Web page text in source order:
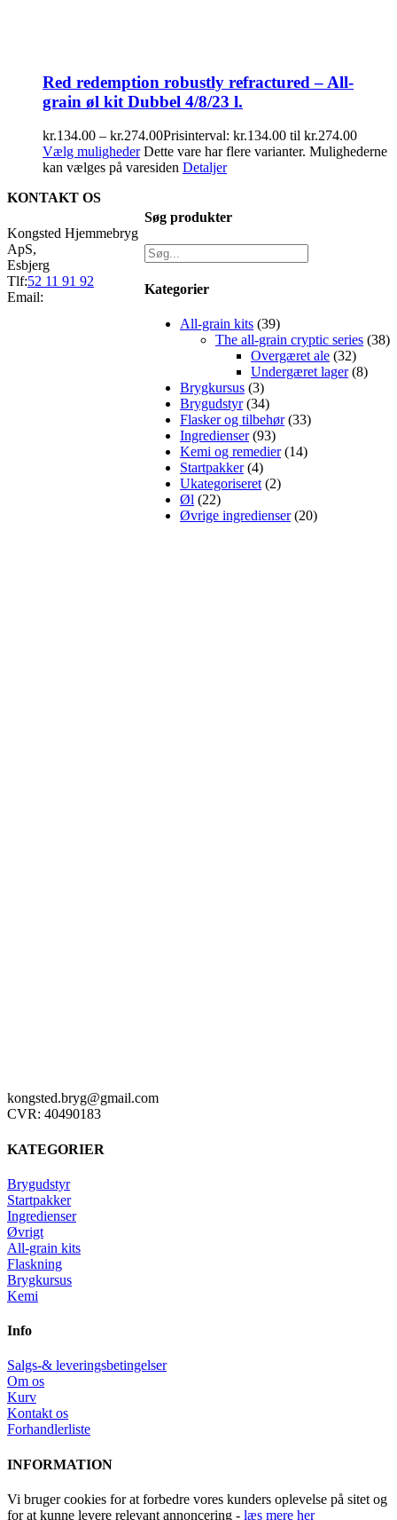
Red redemption robustly refractured – All-
grain øl kit Dubbel 4/8/23 l.
kr.134.00 – kr.274.00Prisinterval: kr.134.00 til kr.274.00
Vælg muligheder Dette vare har flere varianter. Mulighederne
kan vælges på varesiden Detaljer
Søg produkter
Kategorier
All-grain kits (39)
The all-grain cryptic series (38)
Overgæret ale (32)
Undergæret lager (8)
Brygkursus (3)
Brygudstyr (34)
Flasker og tilbehør (33)
Ingredienser (93)
Kemi og remedier (14)
Startpakker (4)
Ukategoriseret (2)
Øl (22)
Øvrige ingredienser (20)
KONTAKT OS
Kongsted Hjemmebryg
ApS,
Esbjerg
Tlf:52 11 91 92
Email:
kongsted.bryg@gmail.com
CVR: 40490183
KATEGORIER
Brygudstyr
Startpakker
Ingredienser
Øvrigt
All-grain kits
Flaskning
Brygkursus
Kemi
Info
Salgs-& leveringsbetingelser
Om os
Kurv
Kontakt os
Forhandlerliste
INFORMATION
Vi bruger cookies for at forbedre vores kunders oplevelse på sitet og
for at kunne levere relevant annoncering - læs mere her